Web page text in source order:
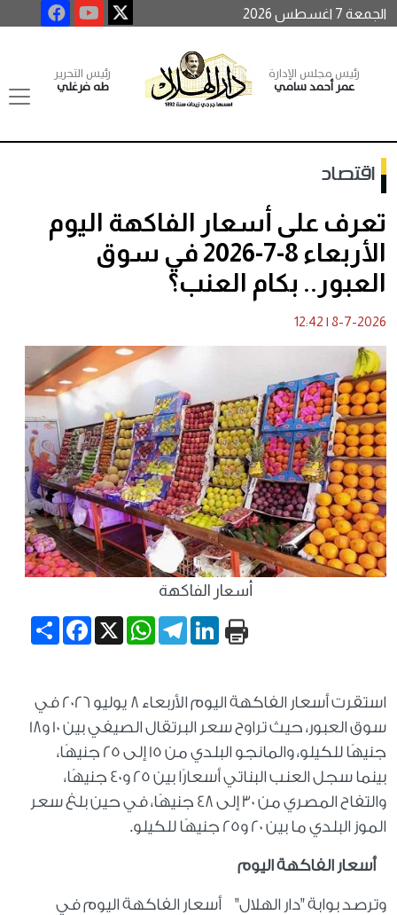
الجمعة 7 اغسطس 2026
رئيس مجلس الإدارة
عمر أحمد سامي
رئيس التحرير
طه فرغلي
اقتصاد
تعرف على أسعار الفاكهة اليوم
الأربعاء 8-7-2026 في سوق
العبور.. بكام العنب؟
8-7-2026
|
12:42
أسعار الفاكهة
Share
Facebook X
WhatsApp
TelegramLinkedIn
استقرت أسعار الفاكهة اليوم الأربعاء 8 يوليو 2026 في
سوق العبور، حيث تراوح سعر البرتقال الصيفي بين 10 و18
جنيهًا للكيلو، والمانجو البلدي من 15 إلى 25 جنيهًا،
بينما سجل العنب البناتي أسعارًا بين 25 و40 جنيهًا،
والتفاح المصري من 30 إلى 48 جنيهًا، في حين بلغ سعر
الموز البلدي ما بين 20 و25 جنيهًا للكيلو.
أسعار الفاكهة اليوم
وترصد بوابة "دار الهلال" أسعار الفاكهة اليوم في